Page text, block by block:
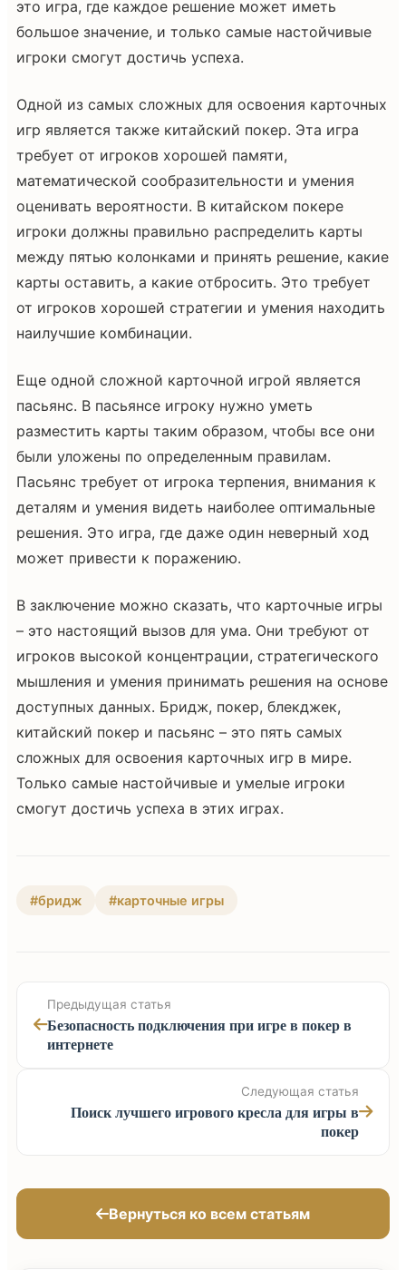
это игра, где каждое решение может иметь
большое значение, и только самые настойчивые
игроки смогут достичь успеха.
Одной из самых сложных для освоения карточных
игр является также китайский покер. Эта игра
требует от игроков хорошей памяти,
математической сообразительности и умения
оценивать вероятности. В китайском покере
игроки должны правильно распределить карты
между пятью колонками и принять решение, какие
карты оставить, а какие отбросить. Это требует
от игроков хорошей стратегии и умения находить
наилучшие комбинации.
Еще одной сложной карточной игрой является
пасьянс. В пасьянсе игроку нужно уметь
разместить карты таким образом, чтобы все они
были уложены по определенным правилам.
Пасьянс требует от игрока терпения, внимания к
деталям и умения видеть наиболее оптимальные
решения. Это игра, где даже один неверный ход
может привести к поражению.
В заключение можно сказать, что карточные игры
– это настоящий вызов для ума. Они требуют от
игроков высокой концентрации, стратегического
мышления и умения принимать решения на основе
доступных данных. Бридж, покер, блекджек,
китайский покер и пасьянс – это пять самых
сложных для освоения карточных игр в мире.
Только самые настойчивые и умелые игроки
смогут достичь успеха в этих играх.
#бридж #карточные игры
Предыдущая статья
Безопасность подключения при игре в покер в
интернете
Следующая статья
Поиск лучшего игрового кресла для игры в
покер
Вернуться ко всем статьям